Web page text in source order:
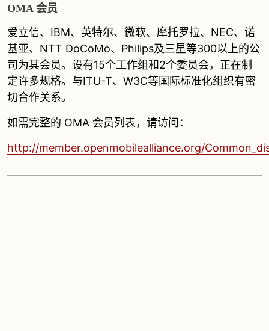
OMA 会员
爱立信、IBM、英特尔、微软、摩托罗拉、NEC、诺
基亚、NTT DoCoMo、Philips及三星等300以上的公
司为其会员。设有15个工作组和2个委员会，正在制
定许多规格。与ITU-T、W3C等国际标准化组织有密
切合作关系。
如需完整的 OMA 会员列表，请访问：
http://member.openmobilealliance.org/